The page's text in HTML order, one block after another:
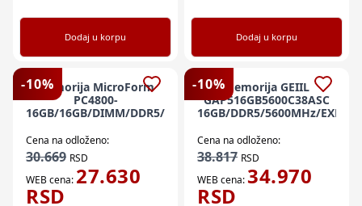
Dodaj u korpu Dodaj u korpu
-10%
Memorija MicroForm
PC4800-
16GB/16GB/DIMM/DDR5/4800MHz/crna
Cena na odloženo:
30.669 RSD
WEB cena: 27.630
RSD
-10%Memorija GEIIL
GAP516GB5600C38ASC
16GB/DDR5/5600MHz/EXPO
Cena na odloženo:
38.817 RSD
WEB cena:34.970
RSD